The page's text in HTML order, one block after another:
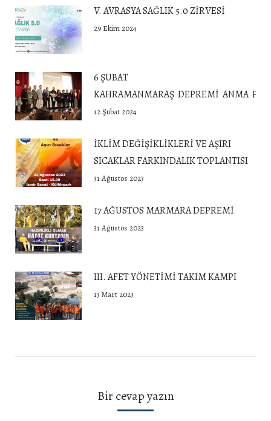
V. AVRASYA SAĞLIK 5.0 ZİRVESİ
29 Ekim 2024
6 ŞUBAT
KAHRAMANMARAŞ DEPREMİ ANMA
12 Şubat 2024
İKLİM DEĞİŞİKLİKLERİ VE AŞIRI
SICAKLAR FARKINDALIK TOPLANTISI
31 Ağustos 2023
17 AĞUSTOS MARMARA DEPREMİ
31 Ağustos 2023
III. AFET YÖNETİMİ TAKIM KAMPI
13 Mart 2023
Bir cevap yazın